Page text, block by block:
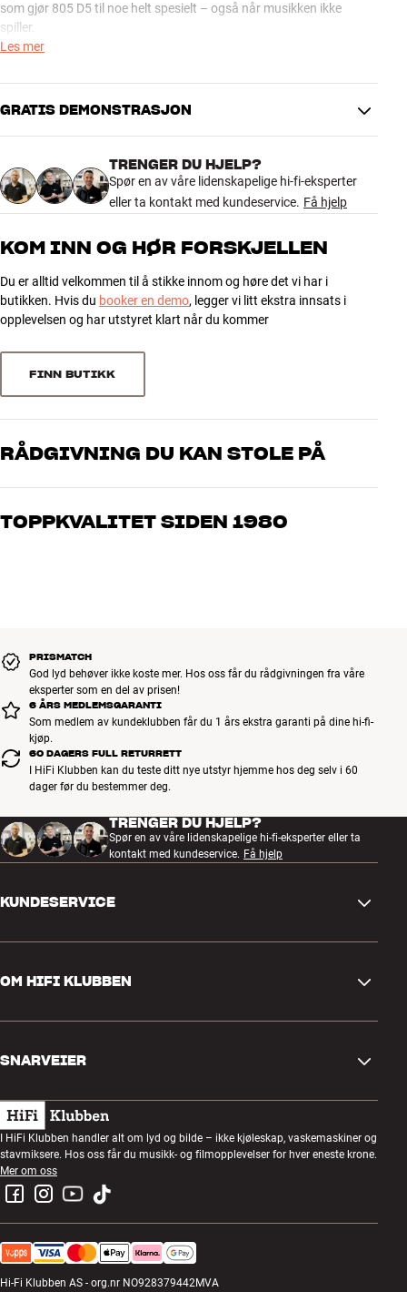
som gjør 805 D5 til noe helt spesielt – også når musikken ikke
spiller.
alvor. Mer informasjon kommer snart.
Trondheim | Drammen | Oslo Marcus Thranes gate | Forus | Bergen
Lagunen
Les mer
GRATIS DEMONSTRASJON
TRENGER DU HJELP?
Spør en av våre lidenskapelige hi-fi-eksperter
eller ta kontakt med kundeservice. Få hjelp
KOM INN OG HØR FORSKJELLEN
Du er alltid velkommen til å stikke innom og høre det vi har i
butikken. Hvis du booker en demo, legger vi litt ekstra innsats i
opplevelsen og har utstyret klart når du kommer
FINN BUTIKK
RÅDGIVNING DU KAN STOLE PÅ
Våre medarbeidere er ekte entusiaster som kjenner produktene og
Fortell oss hva du drømmer om, så finner vi løsningen som passer
TOPPKVALITET SIDEN 1980
PRISMATCH
God lyd behøver ikke koste mer. Hos oss får du rådgivningen fra våre
eksperter som en del av prisen!
6 ÅRS MEDLEMSGARANTI
Som medlem av kundeklubben får du 1 års ekstra garanti på dine hi-fi-
kjøp.
60 DAGERS FULL RETURRETT
I HiFi Klubben kan du teste ditt nye utstyr hjemme hos deg selv i 60
dager før du bestemmer deg.
TRENGER DU HJELP?
Spør en av våre lidenskapelige hi-fi-eksperter eller ta
kontakt med kundeservice. Få hjelp
KUNDESERVICE
Retur og reklamasjon
Angre på bestilling
Handelsbetingelser
Personvernpolicy
OM HIFI KLUBBEN
Kundeklubb
Lyttekveld
Konkurranser
Jobb i HiFi Klubben
SNARVEIER
Gavekort
Bygg med lyd
Montering og installasjon
Retur av el-avfall
Produktanmeldelser
I HiFi Klubben handler alt om lyd og bilde – ikke kjøleskap, vaskemaskiner og
stavmiksere. Hos oss får du musikk- og filmopplevelser for hver eneste krone.
Mer om oss
Hi-Fi Klubben AS - org.nr NO928379442MVA